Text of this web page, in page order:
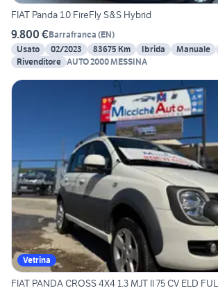
FIAT Panda 1.0 FireFly S&S Hybrid
9.800 €Barrafranca (EN)
Usato
02/2023 83675 Km Ibrida Manuale
Rivenditore AUTO 2000 MESSINA
Vetrina
FIAT PANDA CROSS 4X4 1.3 MJT II 75 CV ELD